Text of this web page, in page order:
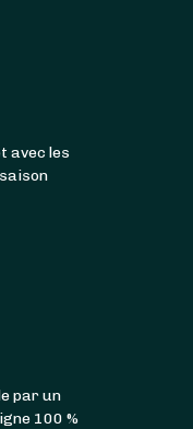
avec les
par un
100 %